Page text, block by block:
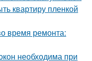
квартиру пленкой
время ремонта:
необходима при